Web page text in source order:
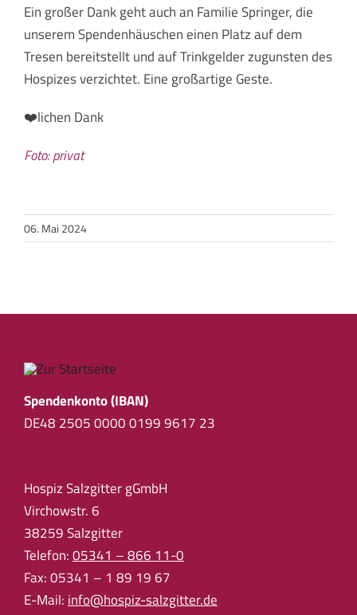
Ein großer Dank geht auch an Familie Springer, die
unserem Spendenhäuschen einen Platz auf dem
Tresen bereitstellt und auf Trinkgelder zugunsten des
Hospizes verzichtet. Eine großartige Geste.
❤️lichen Dank
Foto: privat
06. Mai 2024
Spendenkonto (IBAN)
DE48 2505 0000 0199 9617 23
Hospiz Salzgitter gGmbH
Virchowstr. 6
38259 Salzgitter
Telefon:05341 – 866 11-0
Fax: 05341 – 1 89 19 67
E-Mail:info@hospiz-salzgitter.de